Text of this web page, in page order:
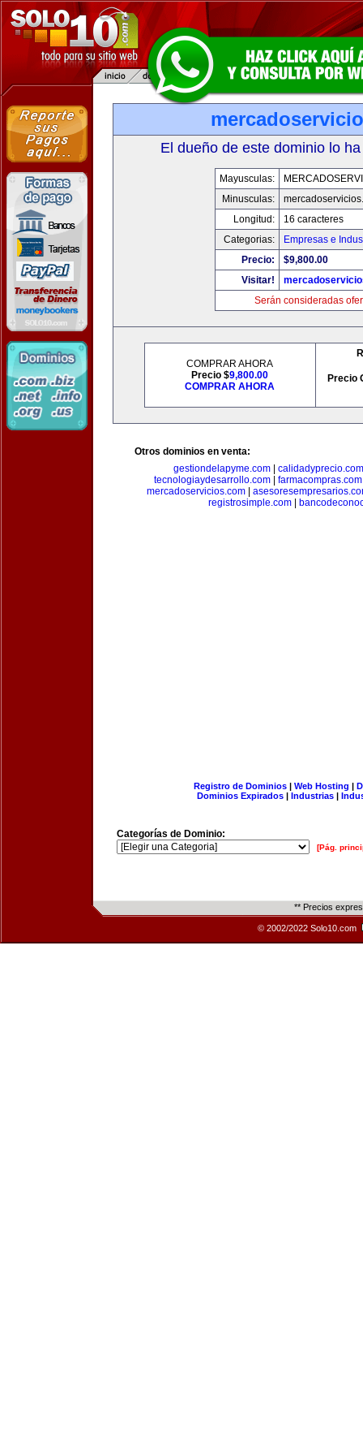
El dueño de este dominio lo
Mayusculas:
Minusculas:
Longitud:
16 caracteres
Categorias:
Empresas e
Precio:
$9,800.00
Visitar!
Serán consideradas
COMPRAR AHORA
Precio $9,800.00
COMPRAR AHORA
Precio
Otros dominios en venta:
gestiondelapyme.com
calidadyprecio.com
tecnologiaydesarrollo.com
farmacompras.com
mercadoservicios.com|
registrosimple.com|
Registro de Dominios| Web Hosting |
Dominios Expirados | Industrias |
Categorías de Dominio:
[Pág.
** Precios
© 2002/2022 Solo10.com